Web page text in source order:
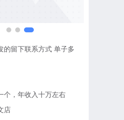
的留下联系方式 单子多
个，年收入十万左右
店